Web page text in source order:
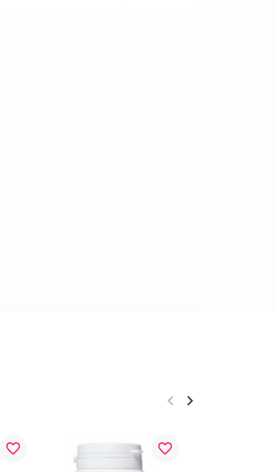
favorite_border favorite_border
keyboard_arrow_left keyboard_arrow_right